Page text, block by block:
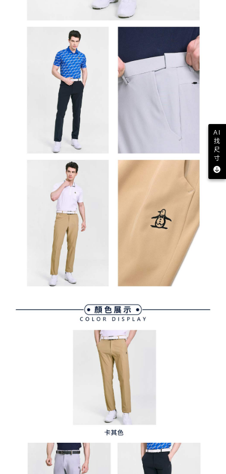
AI
找
尺
寸